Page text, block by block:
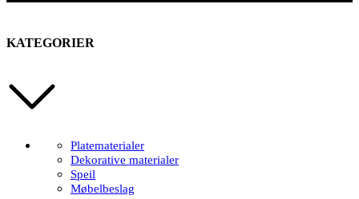
KATEGORIER
Platematerialer
Dekorative materialer
Speil
Møbelbeslag